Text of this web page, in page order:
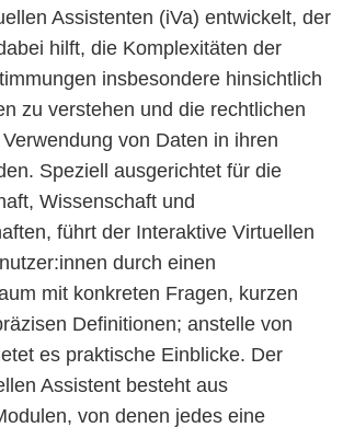
Assistenten (iVa) entwickelt, der
hilft, die Komplexitäten der
insbesondere hinsichtlich
zu verstehen und die rechtlichen
von Daten in ihren
Speziell ausgerichtet für die
Wissenschaft und
führt der Interaktive Virtuellen
durch einen
mit konkreten Fragen, kurzen
Definitionen; anstelle von
es praktische Einblicke. Der
Assistent besteht aus
von denen jedes eine